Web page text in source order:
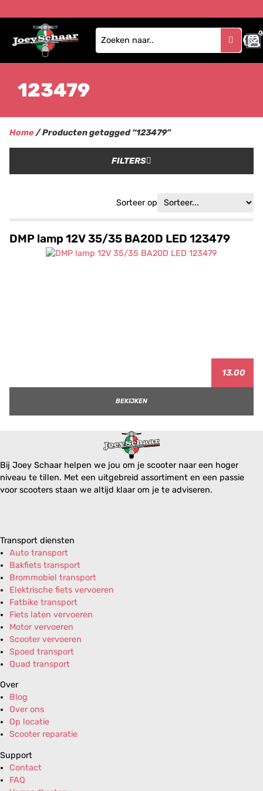
0
0
123479
Home/ Producten getagged “123479”
FILTERS
Sorteer op
DMP lamp 12V 35/35 BA20D LED 123479
13.00
BEKIJKEN
Bij Joey Schaar helpen we jou om je scooter naar een hoger
niveau te tillen. Met een uitgebreid assortiment en een passie
voor scooters staan we altijd klaar om je te adviseren.
Transport diensten
Auto transport
Bakfiets transport
Brommobiel transport
Elektrische fiets vervoeren
Fatbike transport
Fiets laten vervoeren
Motor vervoeren
Scooter vervoeren
Spoed transport
Quad transport
Over
Blog
Over ons
Op locatie
Scooter reparatie
Support
Contact
FAQ